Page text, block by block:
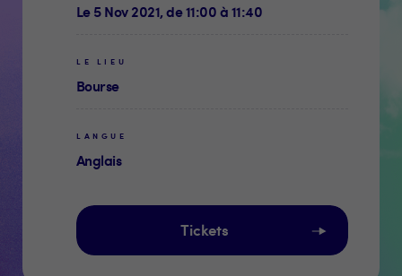
Le 5 Nov 2021, de 11:00 à 11:40
LE LIEU
Bourse
LANGUE
Anglais
Tickets